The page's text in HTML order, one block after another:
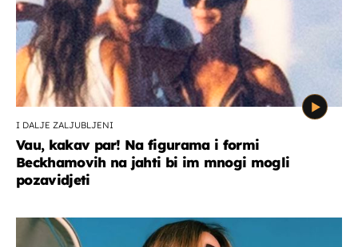
I DALJE ZALJUBLJENI
Vau, kakav par! Na figurama i formi
Beckhamovih na jahti bi im mnogi mogli
pozavidjeti